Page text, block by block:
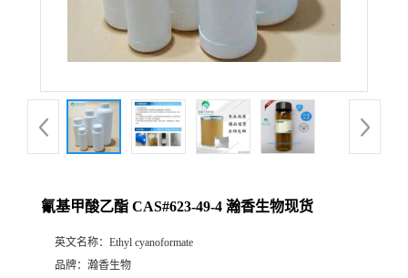
氰基甲酸乙酯 CAS#623-49-4 瀚香生物现货
英文名称： Ethyl cyanoformate
品牌： 瀚香生物